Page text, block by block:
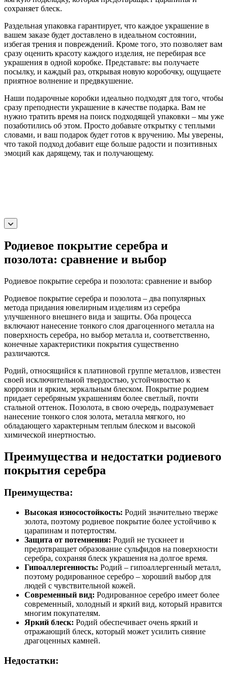
сохраняет блеск.
Раздельная упаковка гарантирует, что каждое украшение в
вашем заказе будет доставлено в идеальном состоянии,
избегая трения и повреждений. Кроме того, это позволяет вам
сразу оценить красоту каждого изделия, не перебирая все
украшения в одной коробке. Представьте: вы получаете
посылку, и каждый раз, открывая новую коробочку, ощущаете
приятное волнение и предвкушение.
Наши подарочные коробки идеально подходят для того, чтобы
сразу преподнести украшение в качестве подарка. Вам не
нужно тратить время на поиск подходящей упаковки – мы уже
позаботились об этом. Просто добавьте открытку с теплыми
словами, и ваш подарок будет готов к вручению. Мы уверены,
что такой подход добавит еще больше радости и позитивных
эмоций как дарящему, так и получающему.
Родиевое покрытие серебра и
позолота: сравнение и выбор
Родиевое покрытие серебра и позолота: сравнение и выбор
Родиевое покрытие серебра и позолота – два популярных
метода придания ювелирным изделиям из серебра
улучшенного внешнего вида и защиты. Оба процесса
включают нанесение тонкого слоя драгоценного металла на
поверхность серебра, но выбор металла и, соответственно,
конечные характеристики покрытия существенно
различаются.
Родий, относящийся к платиновой группе металлов, известен
своей исключительной твердостью, устойчивостью к
коррозии и ярким, зеркальным блеском. Покрытие родием
придает серебряным украшениям более светлый, почти
стальной оттенок. Позолота, в свою очередь, подразумевает
нанесение тонкого слоя золота, металла мягкого, но
обладающего характерным теплым блеском и высокой
химической инертностью.
Преимущества и недостатки родиевого
покрытия серебра
Преимущества:
Высокая износостойкость: Родий значительно тверже
золота, поэтому родиевое покрытие более устойчиво к
царапинам и потертостям.
Защита от потемнения: Родий не тускнеет и
предотвращает образование сульфидов на поверхности
серебра, сохраняя блеск украшения на долгое время.
Гипоаллергенность: Родий – гипоаллергенный металл,
поэтому родированное серебро – хороший выбор для
людей с чувствительной кожей.
Современный вид: Родированное серебро имеет более
современный, холодный и яркий вид, который нравится
многим покупателям.
Яркий блеск: Родий обеспечивает очень яркий и
отражающий блеск, который может усилить сияние
драгоценных камней.
Недостатки: